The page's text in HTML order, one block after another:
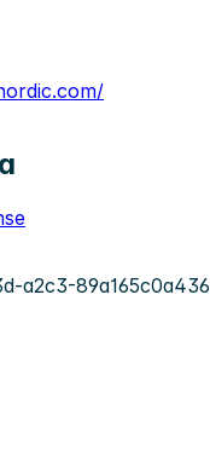
a2c3-89a165c0a436